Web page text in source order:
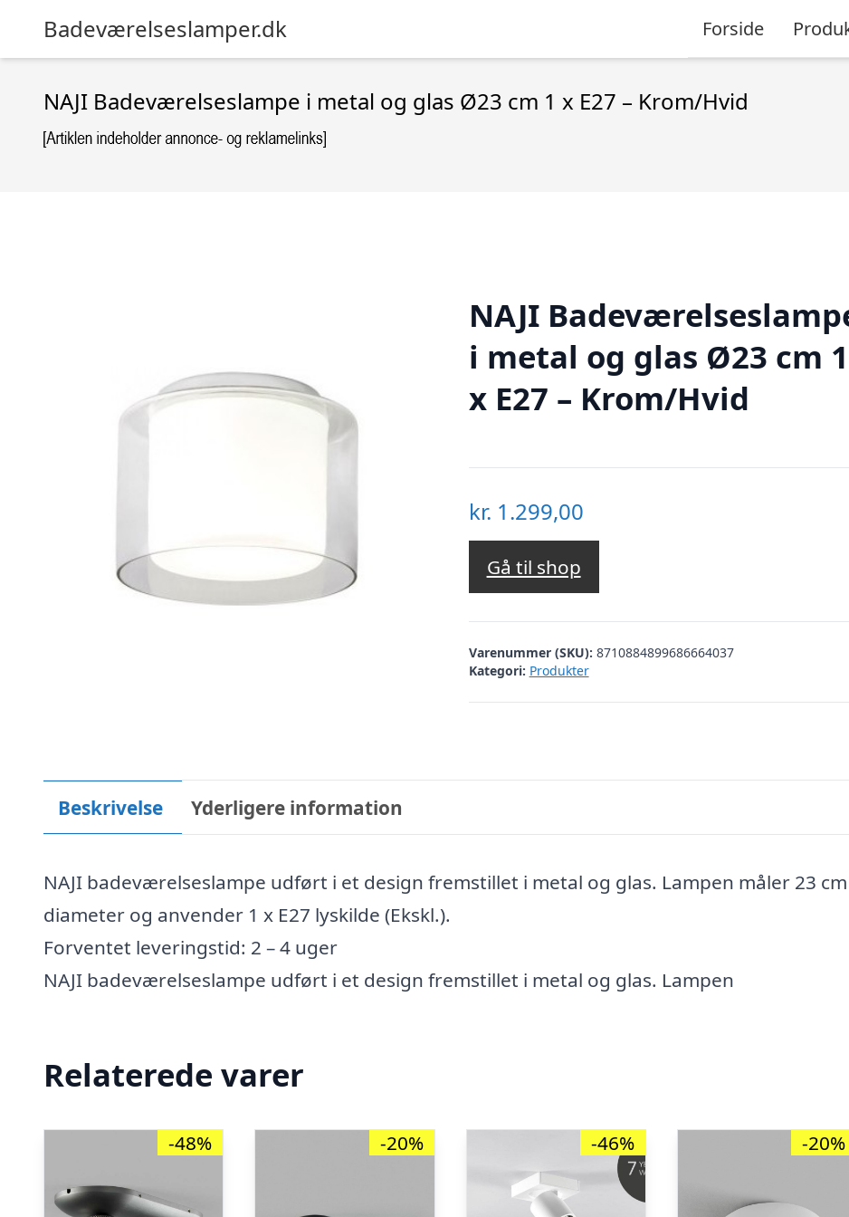
Badeværelseslamper.dk Forside
NAJI Badeværelseslampe i metal og glas Ø23 cm 1 x E27 – Krom/Hvid
NAJI
i metal og glas Ø23 cm 1
x E27 – Krom/Hvid
kr. 1.299,00
Gå til shop
Varenummer (SKU): 8710884899686664037
Kategori: Produkter
Beskrivelse Yderligere information
NAJI badeværelseslampe udført i et design fremstillet i metal og glas. Lampen måler 23
diameter og anvender 1 x E27 lyskilde (Ekskl.).
Forventet leveringstid: 2 – 4 uger
NAJI badeværelseslampe udført i et design fremstillet i metal og glas. Lampen
Relaterede varer
-48% -20% -46% -20%